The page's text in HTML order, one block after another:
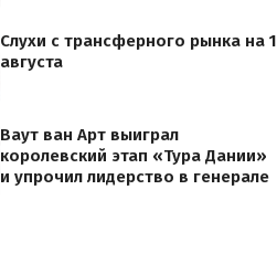
Слухи с трансферного рынка на 1
августа
Ваут ван Арт выиграл
королевский этап «Тура Дании»
и упрочил лидерство в генерале